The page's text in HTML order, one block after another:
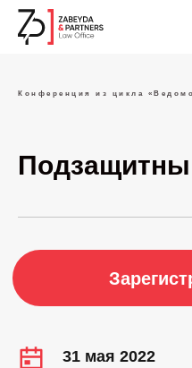
Конференция из цикла
31 мая 2022